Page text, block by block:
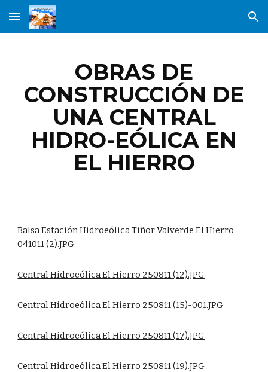
Skip to main content Skip to navigation
OBRAS DE
CONSTRUCCIÓN DE
UNA CENTRAL
HIDRO-EÓLICA EN
EL HIERRO
Balsa Estación Hidroeólica Tiñor Valverde El Hierro
041011 (2).JPG
Central Hidroeólica El Hierro 250811 (12).JPG
Central Hidroeólica El Hierro 250811 (15)-001.JPG
Central Hidroeólica El Hierro 250811 (17).JPG
Central Hidroeólica El Hierro 250811 (19).JPG